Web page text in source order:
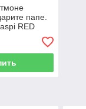
папе.
RED